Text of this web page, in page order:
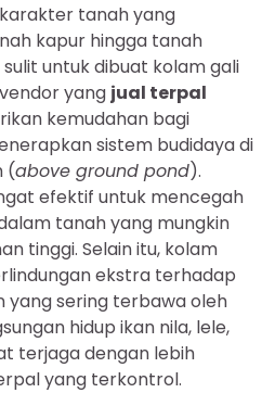
tanah yang
kapur hingga tanah
untuk dibuat kolam gali
yang jual terpal
kemudahan bagi
sistem budidaya di
(above ground pond).
efektif untuk mencegah
tanah yang mungkin
tinggi. Selain itu, kolam
ekstra terhadap
yang sering terbawa oleh
hidup ikan nila, lele,
terjaga dengan lebih
yang terkontrol.